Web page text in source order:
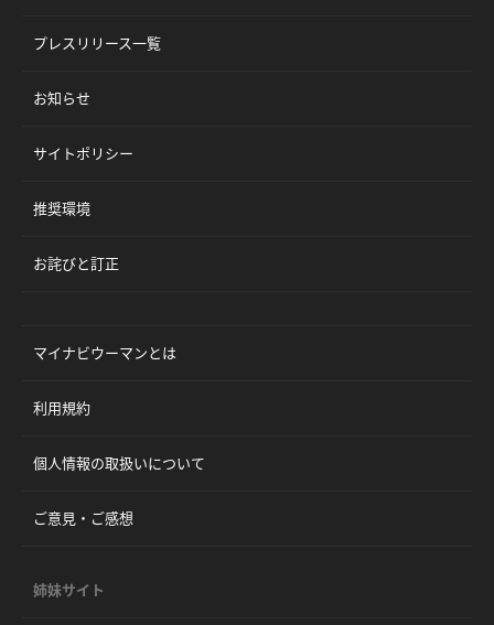
プレスリリース一覧
お知らせ
サイトポリシー
推奨環境
お詫びと訂正
マイナビウーマンとは
利用規約
個人情報の取扱いについて
ご意見・ご感想
姉妹サイト